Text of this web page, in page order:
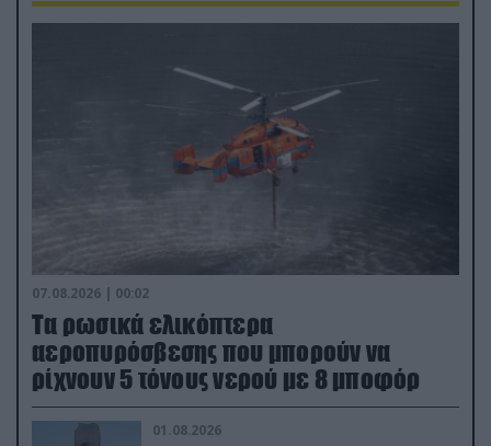
07.08.2026 | 00:02
Τα ρωσικά ελικόπτερα
αεροπυρόσβεσης που μπορούν να
ρίχνουν 5 τόνους νερού με 8 μποφόρ
01.08.2026